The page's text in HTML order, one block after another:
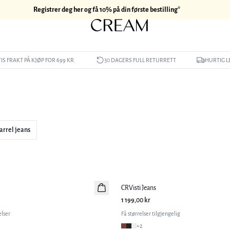
Registrer deg her og få 10% på din første bestilling*
FRAKT PÅ KJØP FOR 699 KR. 30 DAGERS FULL RETURRETT HURTIG
jeans
Nyhet
CRVisti Jeans
1 199,00 kr
Få størrelser tilgjengelig
+2